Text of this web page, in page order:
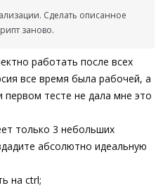
Сделать описанное
заново.
работать после всех
все время была рабочей, а
тесте не дала мне это
только 3 небольших
абсолютно идеальную
на ctrl;